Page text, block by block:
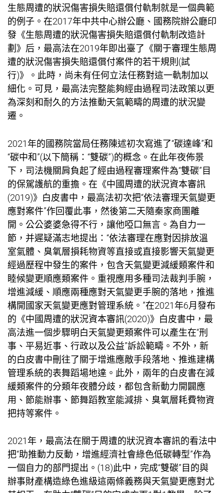
生態周遭的狀況傷害損失賠還償付軌制就是一個典範
的例子。在2017年中共中心辦公廳、國務院辦公廳印
發《生態周遭的狀況傷害損失賠還償付軌制改造計
劃》后，最高法在2019年即出臺了《關于審理生態周
遭的狀況傷害損失賠還償付案件的若干規則(試
行)》。此時，尚未有任何立法任務對這一軌制加以
細化。可見，最高法完整能夠經由過程司法政策以更
為深刻和耐久的方法推動天氣範疇的周遭的狀況變
遷。
2021年的國務院當局任務陳述初次寫進了“碳達峰”和
“碳中和”(以下簡稱：“雙碳”)的概念。在此年夜佈景
下，司法機關肩負起了經由過程審理案件為“雙碳”目
的保駕護航的重擔。在《中國周遭的狀況資本審訊
(2019)》白皮書中，最高法初次把“依法審理天氣變更
應對案件”作回覆此事，然後第二天隨秦家商團離
開。公公婆婆急得不行，讓他啞口無言。為自力一
節，并遲疑滿志地提出：“依法審理在應對因排放溫
室氣體、臭氧層損耗物資等直接或直接影響天氣變更
經過歷程中發生的案件，包含天氣變更減緩類案件和
睦候變更順應類案件。重視應用多種司法裁判手腕，
增進減緩、順應兩種應對天氣變更手腕的落地，推進
構開國家天氣變更應對管理系統。”在2021年6月發布
的《中國周遭的狀況資本審訊(2020)》白皮書中，最
高法進一個步驟明白天氣變更類案件可以產生在“刑
事、平易近事、行政以及公益”訴訟範疇。不外，新
的白皮書中刪往了關于增進應敵手段落地、推進建構
管理系統的表舞蹈場地達。此外，兩年的白皮書在減
緩類案件的分類年夜體分歧，都包含新動力開闢應
用、節能辦事、節舞蹈教室能減排、臭氧層耗費物資
把持等案件。
2021年，最高法在關于周遭的狀況資本審訊的看法中
把“助推動力反動，增進經濟社會綠色低碳轉型”作為
一個自力的部門提出。(18)此中，完成“雙碳”目的與
辦事財產構造綠色進級這兩條義務與天氣變更應對尤